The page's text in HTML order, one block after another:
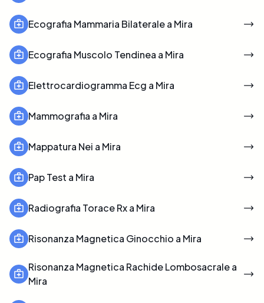
Ecografia Mammaria Bilaterale a Mira
Ecografia Muscolo Tendinea a Mira
Elettrocardiogramma Ecg a Mira
Mammografia a Mira
Mappatura Nei a Mira
Pap Test a Mira
Radiografia Torace Rx a Mira
Risonanza Magnetica Ginocchio a Mira
Risonanza Magnetica Rachide Lombosacrale a
Mira